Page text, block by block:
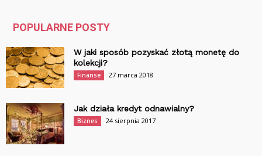
POPULARNE POSTY
W jaki sposób pozyskać złotą monetę do
kolekcji?
Finanse 27 marca 2018
Jak działa kredyt odnawialny?
Biznes 24 sierpnia 2017